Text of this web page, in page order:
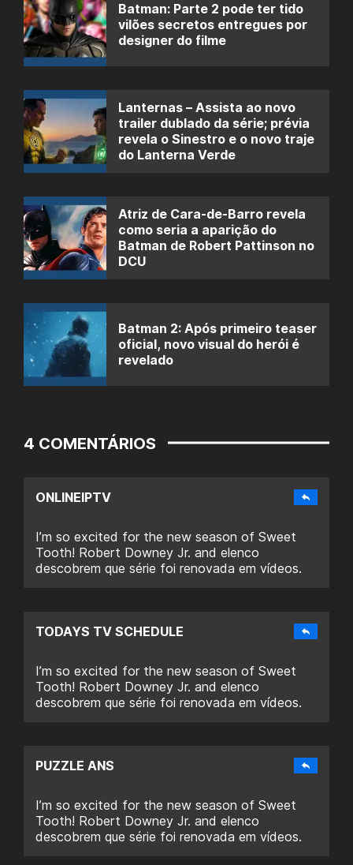
Batman: Parte 2 pode ter tido
vilões secretos entregues por
designer do filme
Lanternas – Assista ao novo
trailer dublado da série; prévia
revela o Sinestro e o novo traje
do Lanterna Verde
Atriz de Cara-de-Barro revela
como seria a aparição do
Batman de Robert Pattinson no
DCU
Batman 2: Após primeiro teaser
oficial, novo visual do herói é
revelado
4 COMENTÁRIOS
ONLINEIPTV
I’m so excited for the new season of Sweet
Tooth! Robert Downey Jr. and elenco
descobrem que série foi renovada em vídeos.
TODAYS TV SCHEDULE
I’m so excited for the new season of Sweet
Tooth! Robert Downey Jr. and elenco
descobrem que série foi renovada em vídeos.
PUZZLE ANS
I’m so excited for the new season of Sweet
Tooth! Robert Downey Jr. and elenco
descobrem que série foi renovada em vídeos.